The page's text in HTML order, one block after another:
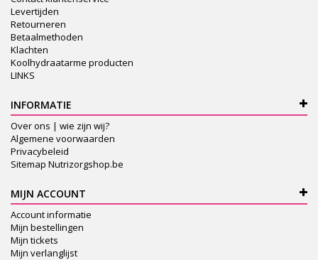
Levertijden
Retourneren
Betaalmethoden
Klachten
Koolhydraatarme producten
LINKS
INFORMATIE
Over ons | wie zijn wij?
Algemene voorwaarden
Privacybeleid
Sitemap Nutrizorgshop.be
MIJN ACCOUNT
Account informatie
Mijn bestellingen
Mijn tickets
Mijn verlanglijst